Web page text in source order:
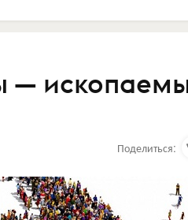
—
Поделиться: